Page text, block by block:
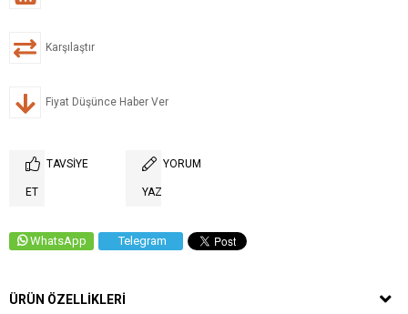
Karşılaştır
Fiyat Düşünce Haber Ver
TAVSIYE
ET
YORUM
YAZ
WhatsApp Telegram
ÜRÜN ÖZELLIKLERI